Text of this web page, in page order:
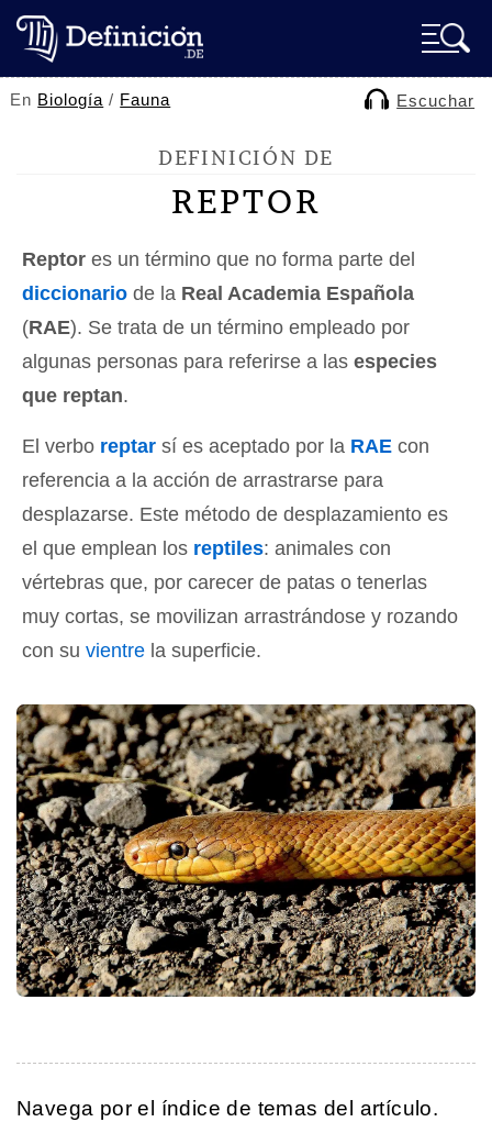
En Biología / Fauna Escuchar
DEFINICIÓN DE
REPTOR
Reptor es un término que no forma parte del
diccionario de la Real Academia Española
(RAE). Se trata de un término empleado por
algunas personas para referirse a las especies
que reptan.
El verbo reptar sí es aceptado por la RAE con
referencia a la acción de arrastrarse para
desplazarse. Este método de desplazamiento es
el que emplean los reptiles: animales con
vértebras que, por carecer de patas o tenerlas
muy cortas, se movilizan arrastrándose y rozando
con su vientre la superficie.
Navega por el índice de temas del artículo.